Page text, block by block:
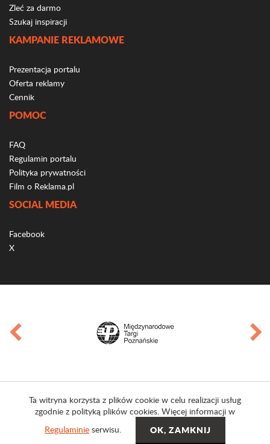
Zleć za darmo
Szukaj inspiracji
KAMPANIE REKLAMOWE
Prezentacja portalu
Oferta reklamy
Cennik
POMOC
FAQ
Regulamin portalu
Polityka prywatności
Film o Reklama.pl
SOCIAL MEDIA
Facebook
X
Ta witryna korzysta z plików cookie w celu realizacji usług
zgodnie z polityką plików cookies. Więcej informacji w
Regulaminie serwisu.